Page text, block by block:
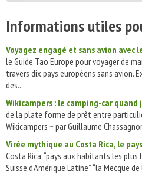
Informations utiles
Voyagez engagé et sans avion avec
le Guide Tao Europe pour voyager de
travers dix pays européens sans avion.
des...
Wikicampers : le camping-car quand
de la plate forme de prêt entre
Wikicampers ~ par Guillaume
Virée mythique au Costa Rica, le
Costa Rica, “pays aux habitants les plus
Suisse d’Amérique Latine”, “la Mecque